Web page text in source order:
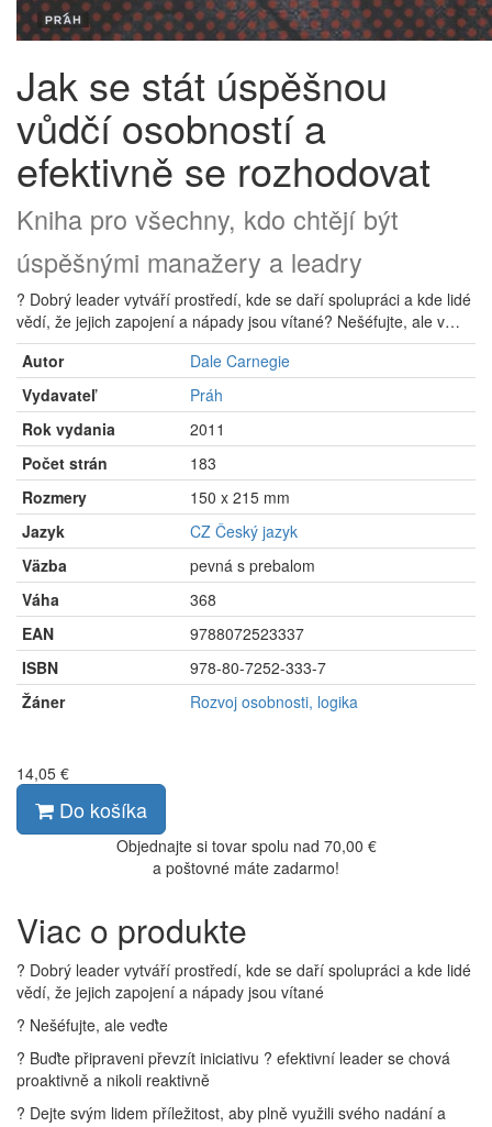
Jak se stát úspěšnou
vůdčí osobností a
efektivně se rozhodovat
Kniha pro všechny, kdo chtějí být
úspěšnými manažery a leadry
? Dobrý leader vytváří prostředí, kde se daří spolupráci a kde lidé
vědí, že jejich zapojení a nápady jsou vítané? Nešéfujte, ale v…
Autor
Dale Carnegie
Vydavateľ
Práh
Rok vydania
2011
Počet strán
183
Rozmery
150 x 215 mm
Jazyk
CZ Český jazyk
Väzba
pevná s prebalom
Váha
368
EAN
9788072523337
ISBN
978-80-7252-333-7
Žáner
Rozvoj osobnosti, logika
14,05 €
Do košíka
Objednajte si tovar spolu nad 70,00 €
a poštovné máte zadarmo!
Viac o produkte
? Dobrý leader vytváří prostředí, kde se daří spolupráci a kde lidé
vědí, že jejich zapojení a nápady jsou vítané
? Nešéfujte, ale veďte
? Buďte připraveni převzít iniciativu ? efektivní leader se chová
proaktivně a nikoli reaktivně
? Dejte svým lidem příležitost, aby plně využili svého nadání a